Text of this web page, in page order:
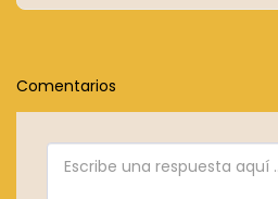
Comentarios